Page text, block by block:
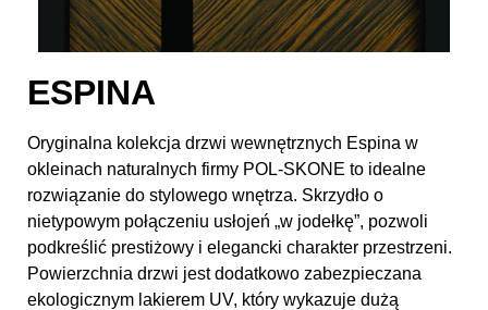
ESPINA
Oryginalna kolekcja drzwi wewnętrznych Espina w
okleinach naturalnych firmy POL-SKONE to idealne
rozwiązanie do stylowego wnętrza. Skrzydło o
nietypowym połączeniu usłojeń „w jodełkę”, pozwoli
podkreślić prestiżowy i elegancki charakter przestrzeni.
Powierzchnia drzwi jest dodatkowo zabezpieczana
ekologicznym lakierem UV, który wykazuje dużą